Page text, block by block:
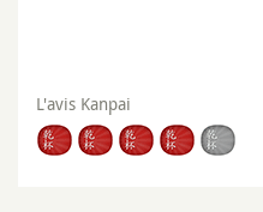
L'avis Kanpai